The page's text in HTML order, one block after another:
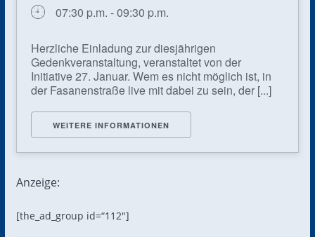
07:30 p.m. - 09:30 p.m.
Herzliche Einladung zur diesjährigen
Gedenkveranstaltung, veranstaltet von der
Initiative 27. Januar. Wem es nicht möglich ist, in
der Fasanenstraße live mit dabei zu sein, der [...]
WEITERE INFORMATIONEN
Anzeige:
[the_ad_group id=“112″]